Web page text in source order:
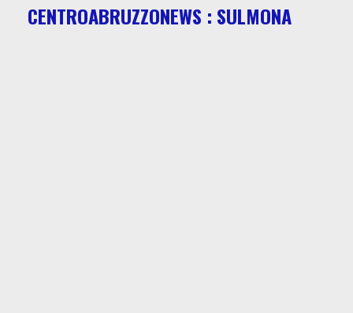
CENTROABRUZZONEWS : SULMONA